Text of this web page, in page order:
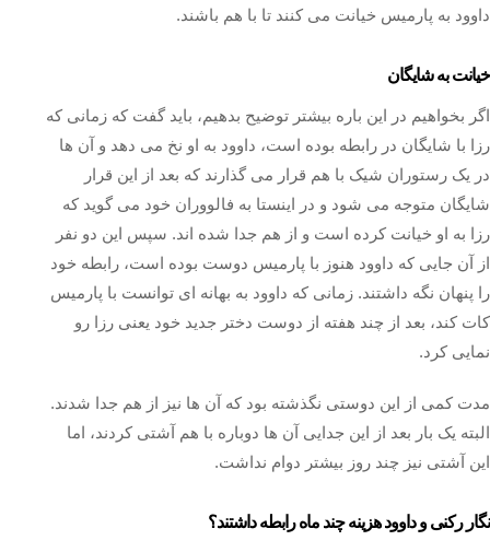
داوود به پارمیس خیانت می کنند تا با هم باشند.
خیانت به شایگان
اگر بخواهیم در این باره بیشتر توضیح بدهیم، باید گفت که زمانی که
رزا با شایگان در رابطه بوده است، داوود به او نخ می دهد و آن ها
در یک رستوران شیک با هم قرار می گذارند که بعد از این قرار
شایگان متوجه می شود و در اینستا به فالووران خود می گوید که
رزا به او خیانت کرده است و از هم جدا شده اند. سپس این دو نفر
از آن جایی که داوود هنوز با پارمیس دوست بوده است، رابطه خود
را پنهان نگه داشتند. زمانی که داوود به بهانه ای توانست با پارمیس
کات کند، بعد از چند هفته از دوست دختر جدید خود یعنی رزا رو
نمایی کرد.
مدت کمی از این دوستی نگذشته بود که آن ها نیز از هم جدا شدند.
البته یک بار بعد از این جدایی آن ها دوباره با هم آشتی کردند، اما
این آشتی نیز چند روز بیشتر دوام نداشت.
نگار رکنی و داوود هزینه چند ماه رابطه داشتند؟